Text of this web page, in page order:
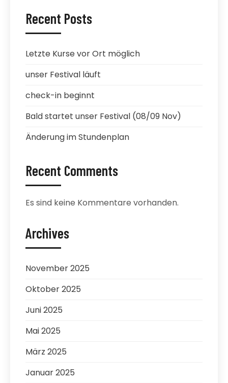
Recent Posts
Letzte Kurse vor Ort möglich
unser Festival läuft
check-in beginnt
Bald startet unser Festival (08/09 Nov)
Änderung im Stundenplan
Recent Comments
Es sind keine Kommentare vorhanden.
Archives
November 2025
Oktober 2025
Juni 2025
Mai 2025
März 2025
Januar 2025